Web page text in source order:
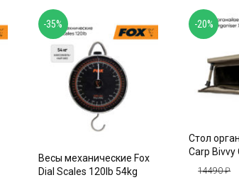
Весы механические Fox
Dial Scales 120lb 54kg
-35%
Стол
Carp Bivvy
14490₽
-20%